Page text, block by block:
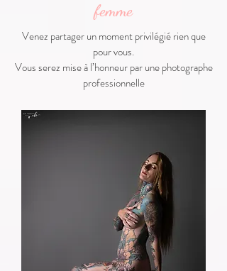
femme
Venez partager un moment privilégié rien que
pour vous.
Vous serez mise à l’honneur par une photographe
professionnelle